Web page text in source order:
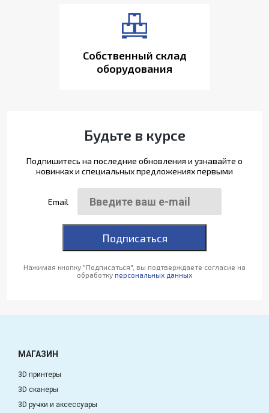
Собственный склад
оборудования
Будьте в курсе
Подпишитесь на последние обновления и узнавайте о
новинках и специальных предложениях первыми
Email
Подписаться
Нажимая кнопку "Подписаться", вы подтверждаете согласие на
обработку персональных данных
МАГАЗИН
3D принтеры
3D сканеры
3D ручки и аксессуары